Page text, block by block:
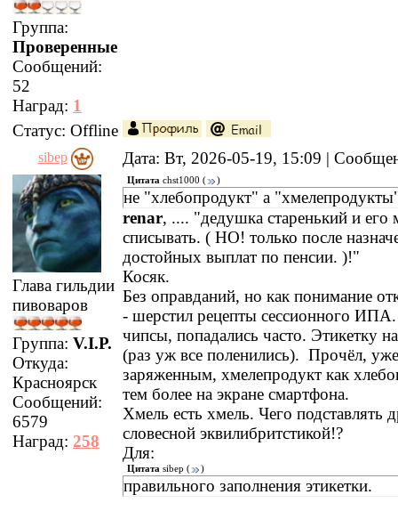
Группа:
Проверенные
Сообщений:
52
Наград: 1
Статус: Offline
sibep Дата: Вт, 2026-05-19, 15:09 |
Глава гильдии
пивоваров
Группа: V.I.P.
Откуда:
Красноярск
Сообщений:
6579
Наград: 258
Цитата chst1000 ( )
не "хлебопродукт" а
renar, .... "дедушка старенький и его
списывать. ( НО! только после
достойных выплат по пенсии. )!"
Косяк.
Без оправданий, но как понимание
- шерстил рецепты сессионного
чипсы, попадались часто. Этикетку
(раз уж все поленились). Прочёл,
заряженным, хмелепродукт как
тем более на экране смартфона.
Хмель есть хмель. Чего подставлять
словесной эквилибритстикой!?
Для:
Цитата sibep ( )
правильного заполнения этикетки.